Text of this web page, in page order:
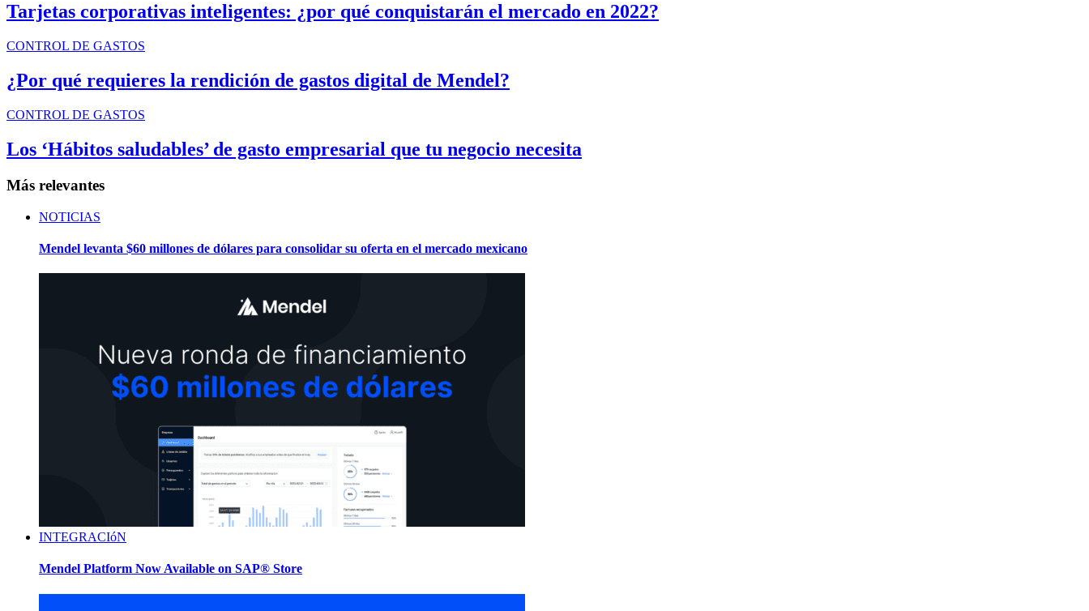
Tarjetas corporativas inteligentes: ¿por qué conquistarán el mercado en 2022?
CONTROL DE GASTOS
¿Por qué requieres la rendición de gastos digital de Mendel?
CONTROL DE GASTOS
Los ‘Hábitos saludables’ de gasto empresarial que tu negocio necesita
Más relevantes
NOTICIAS
Mendel levanta $60 millones de dólares para consolidar su oferta en el mercado mexicano
INTEGRACIóN
Mendel Platform Now Available on SAP® Store